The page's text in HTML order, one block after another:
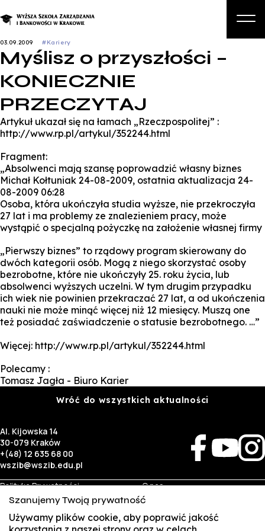
Studia podyplomowe i kursy
Biznes
Zapisz się na studia
03.09.2009 #Kariery
Myślisz o przyszłości –
KONIECZNIE
PRZECZYTAJ
Artykuł ukazał się na łamach „Rzeczpospolitej” :
http://www.rp.pl/artykul/352244.html
Fragment:
„Absolwenci mają szansę poprowadzić własny biznes
Michał Kołtuniak 24-08-2009, ostatnia aktualizacja 24-
08-2009 06:28
Osoba, która ukończyła studia wyższe, nie przekroczyła
27 lat i ma problemy ze znalezieniem pracy, może
wystąpić o specjalną pożyczkę na założenie własnej firmy
„Pierwszy biznes” to rządowy program skierowany do
dwóch kategorii osób. Mogą z niego skorzystać osoby
bezrobotne, które nie ukończyły 25. roku życia, lub
absolwenci wyższych uczelni. W tym drugim przypadku
ich wiek nie powinien przekraczać 27 lat, a od ukończenia
nauki nie może minąć więcej niż 12 miesięcy. Muszą one
też posiadać zaświadczenie o statusie bezrobotnego. …”
Więcej: http://www.rp.pl/artykul/352244.html
Polecamy :
Tomasz Jagła - Biuro Karier
Wróć do wszystkich aktualności
Al. Kijowska 14
30-079 Kraków
+(48) 12 635 68 00
wszib@wszib.edu.pl
Polityka Prywatności
RODO
Identyfikacja wizualna
O nas
Rekrutacja
Studia
Kontakt
Szanujemy Twoją prywatność
Używamy plików cookie, aby poprawić jakość